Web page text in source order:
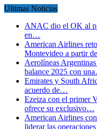
Ultimas Noticias
ANAC dio el OK al
en…
American Airlines
Montevideo a partir
Aerolíneas
balance 2025 con
Emirates y South
acuerdo de…
Ezeiza con el primer
ofrece su exclusivo…
American Airlines
liderar las